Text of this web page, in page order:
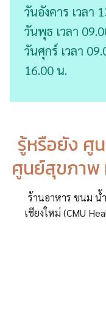
วันอังคาร เวลา
วันพุธ เวลา
วันศุกร์ เวลา
16.00 น.
รู้หรือยัง ศู
ศูนย์สุขภาพ
ร้านอาหาร ขนม น้
เชียงใหม่ (CMU